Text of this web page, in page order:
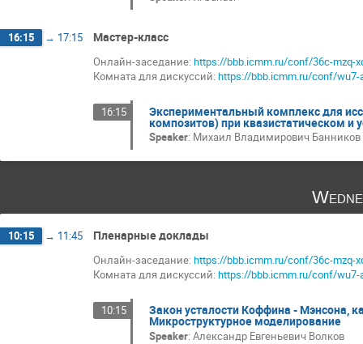
16:15 → 17:15 Мастер-класс
Онлайн-заседание: https://bbb.icmm.ru/conf/36c-mzq-
Комната для дискуссий: https://bbb.icmm.ru/conf/wu7-
16:15 Экспериментальный комплекс для
композитов) при квазистатическом и
Speaker: Михаил Владимирович Банников
10:15 → 11:45 Пленарные доклады
Онлайн-заседание: https://bbb.icmm.ru/conf/36c-mzq-
Комната для дискуссий: https://bbb.icmm.ru/conf/wu7-
10:15 Закон усталости Коффина - Мэнсона,
Микроструктурное моделирование
Speaker: Александр Евгеньевич Волков